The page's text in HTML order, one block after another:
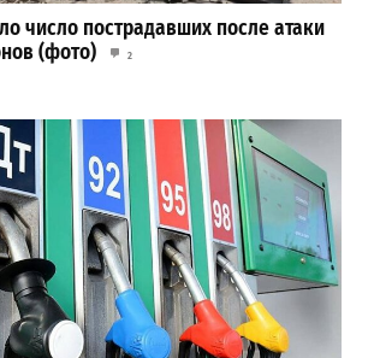
число пострадавших после атаки
(фото)
2